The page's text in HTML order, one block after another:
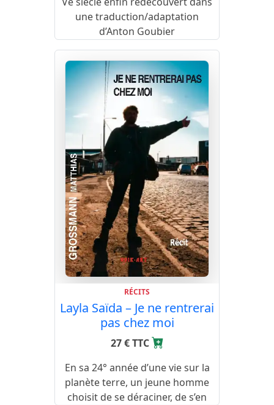
une traduction/adaptation
d’Anton Goubier
RÉCITS
Layla Saïda – Je ne rentrerai
pas chez moi
27 € TTC
En sa 24° année d’une vie sur la
planète terre, un jeune homme
choisit de se déraciner, de s’en